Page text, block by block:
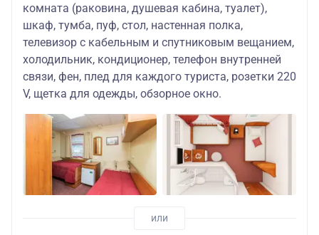
комната (раковина, душевая кабина, туалет),
шкаф, тумба, пуф, стол, настенная полка,
телевизор с кабельным и спутниковым вещанием,
холодильник, кондиционер, телефон внутренней
связи, фен, плед для каждого туриста, розетки 220
V, щетка для одежды, обзорное окно.